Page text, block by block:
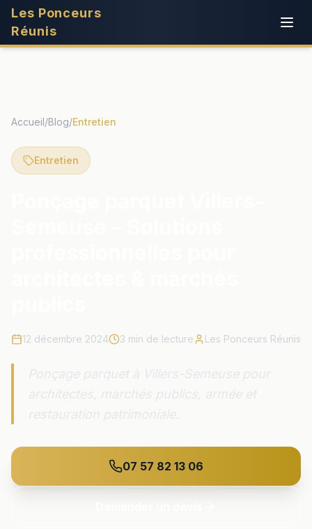
Les Ponceurs
Réunis
Accueil/Blog/Entretien
Entretien
12 décembre 2024 3 min de lecture Les Ponceurs Réunis
07 57 82 13 06